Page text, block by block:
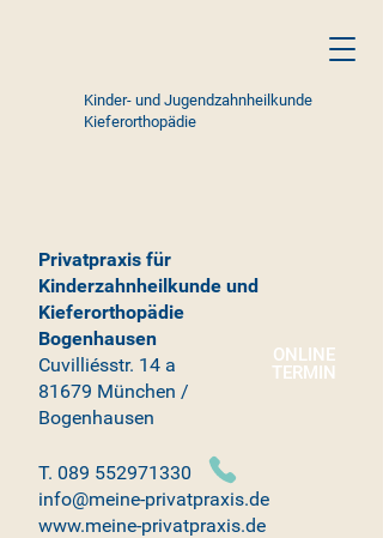
Kinder- und Jugendzahnheilkunde
Kieferorthopädie
Privatpraxis für
Kinderzahnheilkunde und
Kieferorthopädie
Bogenhausen
Cuvilliésstr. 14 a
81679 München /
Bogenhausen
T. 089 552971330
info@meine-privatpraxis.de
www.meine-privatpraxis.de
ONLINE
TERMIN